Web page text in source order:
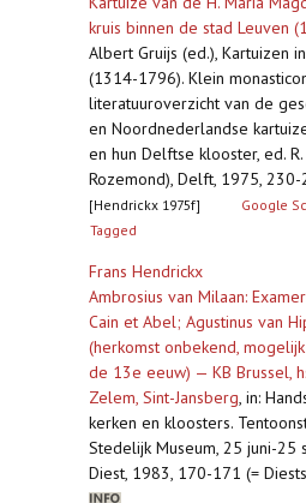
kruis binnen de stad Leuven
Albert Gruijs (ed.), Kartuizen
(1314-1796). Klein
literatuuroverzicht van de
en Noordnederlandse
en hun Delftse klooster, ed. R.
Rozemond), Delft, 1975, 230-
[Hendrickx 1975f] Google
Tagged
Frans Hendrickx
Ambrosius van Milaan:
Cain et Abel; Agustinus van
(herkomst onbekend,
de 13e eeuw) — KB Brussel,
Zelem, Sint-Jansberg, in:
kerken en kloosters.
Stedelijk Museum, 25 juni-25
Diest, 1983, 170-171 (=